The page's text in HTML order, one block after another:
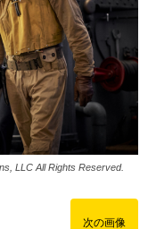
LLC All Rights Reserved.
次の画像